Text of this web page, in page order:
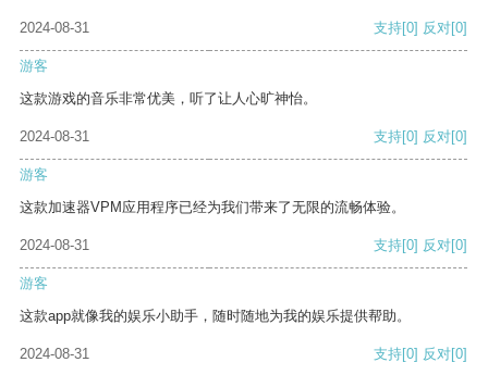
2024-08-31 支持[0] 反对[0]
游客
这款游戏的音乐非常优美，听了让人心旷神怡。
2024-08-31 支持[0] 反对[0]
游客
这款加速器VPM应用程序已经为我们带来了无限的流畅体验。
2024-08-31 支持[0] 反对[0]
游客
这款app就像我的娱乐小助手，随时随地为我的娱乐提供帮助。
2024-08-31 支持[0] 反对[0]